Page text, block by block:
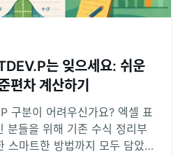
는 잊으세요: 쉬운
편차 계산하기
구분이 어려우신가요? 엑셀 표
분들을 위해 기존 수식 정리부
스마트한 방법까지 모두 담았